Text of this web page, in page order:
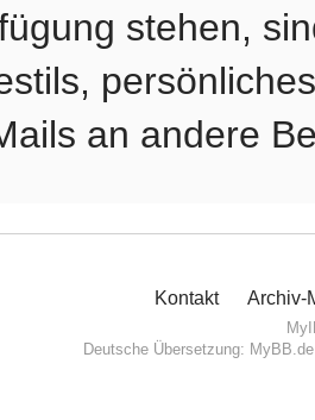
stehen,
an andere
Kontakt Archiv-
Deutsche Übersetzung: MyBB.de